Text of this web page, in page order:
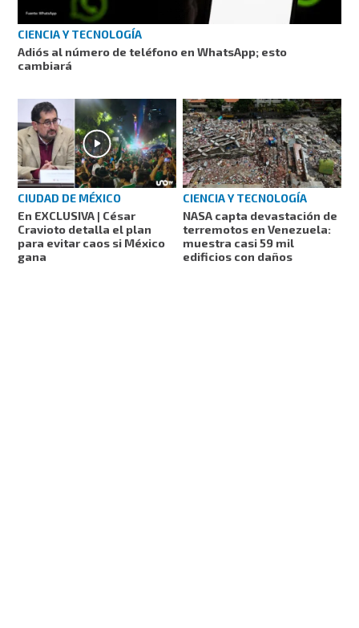
CIENCIA Y TECNOLOGÍA
Adiós al número de teléfono en WhatsApp; esto
cambiará
CIUDAD DE MÉXICO
En EXCLUSIVA | César
Cravioto detalla el plan
para evitar caos si México
gana
CIENCIA Y TECNOLOGÍA
NASA capta devastación de
terremotos en Venezuela:
muestra casi 59 mil
edificios con daños